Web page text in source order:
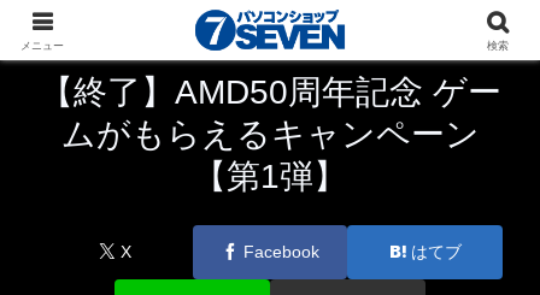
パソコンショップSEVEN ニュース キャンペーン
【終了】AMD50周年記念 ゲー
ムがもらえるキャンペーン
【第1弾】
X Facebook はてブ
メニュー 検索